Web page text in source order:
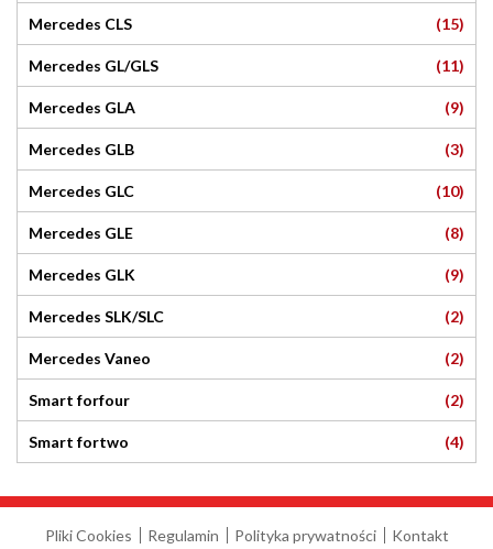
Mercedes CLS (15)
Mercedes GL/GLS (11)
Mercedes GLA (9)
Mercedes GLB (3)
Mercedes GLC (10)
Mercedes GLE (8)
Mercedes GLK (9)
Mercedes SLK/SLC (2)
Mercedes Vaneo (2)
Smart forfour (2)
Smart fortwo (4)
Pliki Cookies Regulamin Polityka prywatności Kontakt